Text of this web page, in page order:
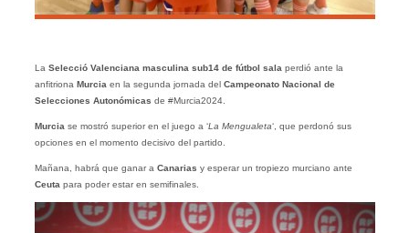
La Selecció Valenciana masculina sub14 de fútbol sala perdió ante la
anfitriona Murcia en la segunda jornada del Campeonato Nacional de
Selecciones Autonómicas de #Murcia2024.
Murcia se mostró superior en el juego a ‘La Mengualeta‘, que perdonó sus
opciones en el momento decisivo del partido.
Mañana, habrá que ganar a Canarias y esperar un tropiezo murciano ante
Ceuta para poder estar en semifinales.